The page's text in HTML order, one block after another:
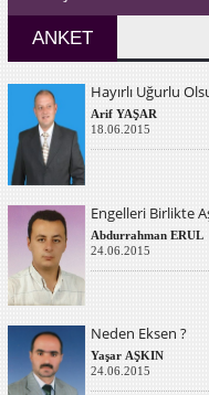
ANKET
Hayırlı Uğurlu
Arif YAŞAR
18.06.2015
Engelleri Birlikte
Abdurrahman ERUL
24.06.2015
Neden Eksen ?
Yaşar AŞKIN
24.06.2015